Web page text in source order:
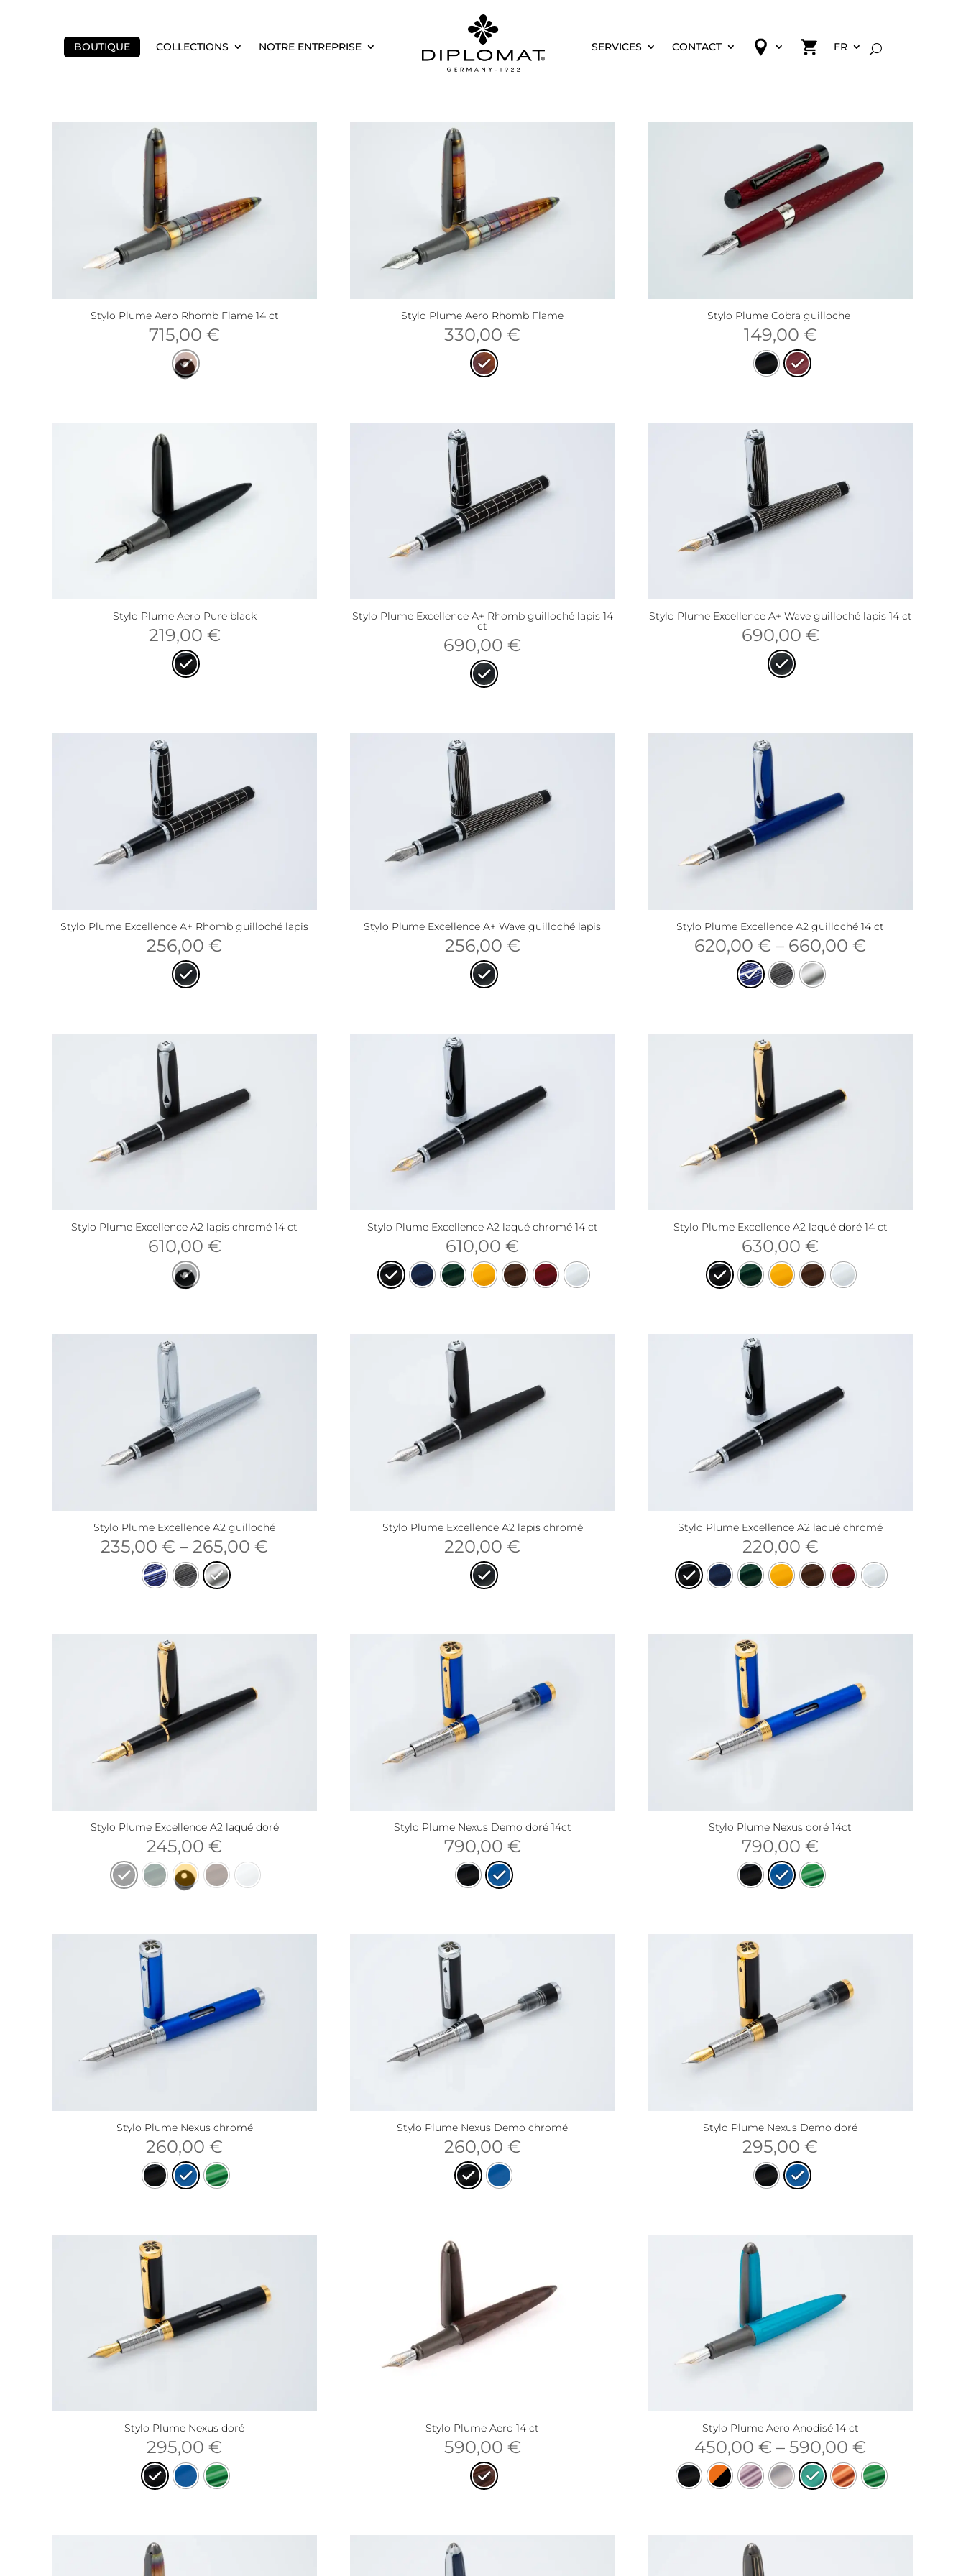
BOUTIQUE COLLECTIONS NOTRE ENTREPRISE SERVICES CONTACT FR
Stylo Plume Aero Rhomb Flame 14 ct
715,00 €
Stylo Plume Aero Rhomb Flame
330,00€
Stylo Plume Cobra guilloche
149,00 €
Stylo Plume Aero Pure black
219,00 €
Stylo Plume Excellence A+ Rhomb guilloché lapis 14
ct
690,00€
Stylo Plume Excellence A+ Wave guilloché lapis 14 ct
690,00 €
Stylo Plume Excellence A+ Rhomb guilloché lapis
256,00 €
Stylo Plume Excellence A+ Wave guilloché lapis
256,00 €
Stylo Plume Excellence A2 guilloché 14 ct
620,00€ – 660,00€
Stylo Plume Excellence A2 lapis chromé 14 ct
610,00 €
Stylo Plume Excellence A2 laqué chromé 14 ct
610,00€
Stylo Plume Excellence A2 laqué doré 14 ct
630,00€
Stylo Plume Excellence A2 guilloché
235,00 € – 265,00 €
Stylo Plume Excellence A2 lapis chromé
220,00€
Stylo Plume Excellence A2 laqué chromé
220,00 €
Stylo Plume Excellence A2 laqué doré
245,00 €
Stylo Plume Nexus Demo doré 14ct
790,00 €
Stylo Plume Nexus doré 14ct
790,00€
Stylo Plume Nexus chromé
260,00 €
Stylo Plume Nexus Demo chromé
260,00 €
Stylo Plume Nexus Demo doré
295,00€
Stylo Plume Nexus doré
295,00 €
Stylo Plume Aero 14 ct
590,00 €
Stylo Plume Aero Anodisé 14 ct
450,00€ –590,00€